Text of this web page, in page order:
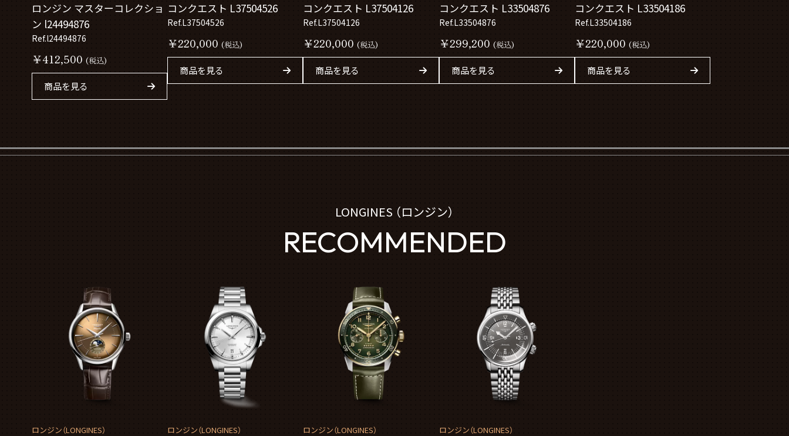
ロンジン マスターコレクショ
ン l24494876
Ref.l24494876
￥412,500 (税込)
商品を見る
コンクエスト L37504526
Ref.L37504526
￥220,000 (税込)
商品を見る
コンクエスト L37504126
Ref.L37504126
￥220,000 (税込)
商品を見る
コンクエスト L33504876
Ref.L33504876
￥299,200 (税込)
商品を見る
コンクエスト L33504186
Ref.L33504186
￥220,000 (税込)
商品を見る
LONGINES （ロンジン）
RECOMMENDED
ロンジン（LONGINES） ロンジン（LONGINES） ロンジン（LONGINES） ロンジン（LONGINES）